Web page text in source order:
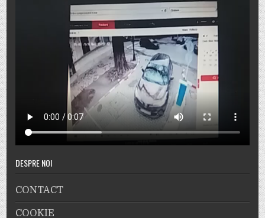
DESPRE NOI
CONTACT
COOKIE